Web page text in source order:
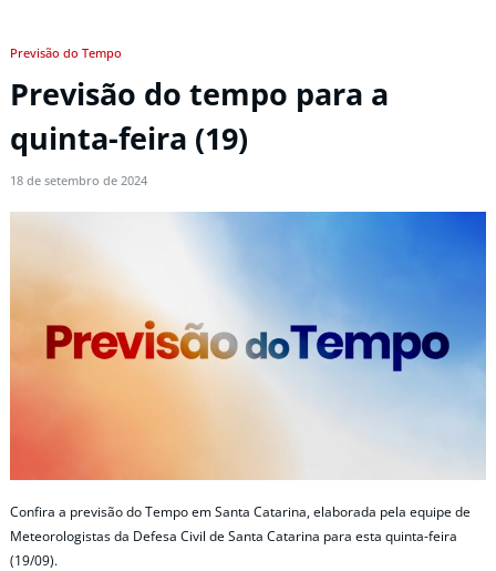
Previsão do Tempo
Previsão do tempo para a
quinta-feira (19)
18 de setembro de 2024
Confira a previsão do Tempo em Santa Catarina, elaborada pela equipe de
Meteorologistas da Defesa Civil de Santa Catarina para esta quinta-feira
(19/09).